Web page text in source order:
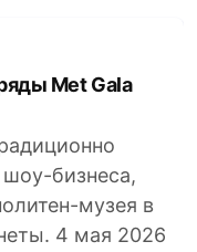
бизнеса,
музея в
4 мая 2026